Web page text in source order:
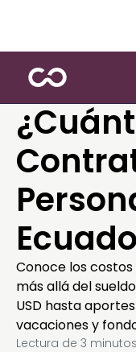
Conoce los
más allá del
USD hasta
vacaciones y
Lectura de 3